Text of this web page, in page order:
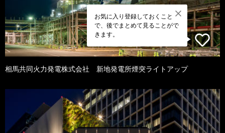
お気に入り登録しておくこと
で、後でまとめて見ることがで
きます。
相馬共同火力発電株式会社 新地発電所煙突ライトアップ